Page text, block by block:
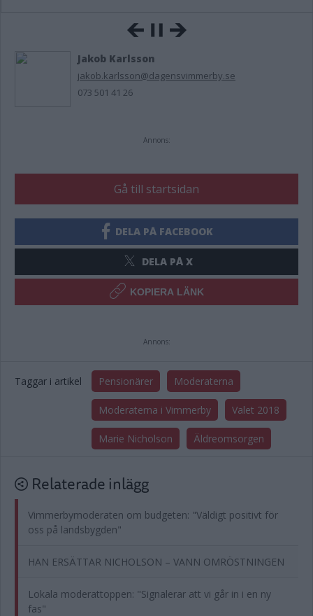
Jakob Karlsson
jakob.karlsson@dagensvimmerby.se
073 501 41 26
Annons:
Gå till startsidan
DELA PÅ FACEBOOK
DELA PÅ X
KOPIERA LÄNK
Annons:
Taggar i artikel Pensionärer Moderaterna
Moderaterna i Vimmerby Valet 2018
Marie Nicholson Äldreomsorgen
Relaterade inlägg
Vimmerbymoderaten om budgeten: "Väldigt positivt för
oss på landsbygden"
HAN ERSÄTTAR NICHOLSON – VANN OMRÖSTNINGEN
Lokala moderattoppen: "Signalerar att vi går in i en ny
fas"